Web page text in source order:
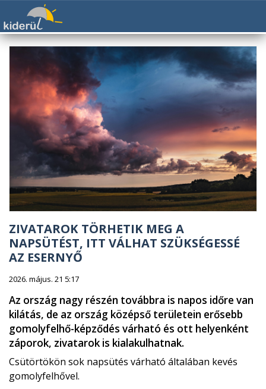
ZIVATAROK TÖRHETIK MEG A
NAPSÜTÉST, ITT VÁLHAT SZÜKSÉGESSÉ
AZ ESERNYŐ
2026. május. 21 5:17
Az ország nagy részén továbbra is napos időre van
kilátás, de az ország középső területein erősebb
gomolyfelhő-képződés várható és ott helyenként
záporok, zivatarok is kialakulhatnak.
Csütörtökön sok napsütés várható általában kevés
gomolyfelhővel.